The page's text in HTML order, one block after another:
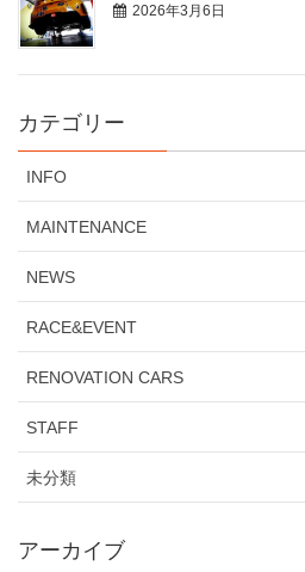
2026年3月6日
カテゴリー
INFO
MAINTENANCE
NEWS
RACE&EVENT
RENOVATION CARS
STAFF
未分類
アーカイブ